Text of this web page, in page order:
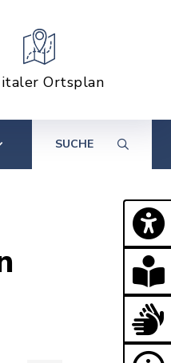
Ortsplan
SUCHE